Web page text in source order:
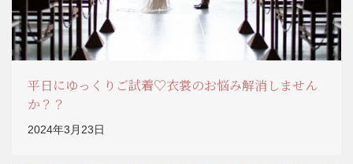
平日にゆっくりご試着♡衣裳のお悩み解消しません
か？？
2024年3月23日